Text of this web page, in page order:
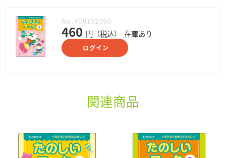
No.400152000
460 円（税込） 在庫あり
ログイン
関連商品